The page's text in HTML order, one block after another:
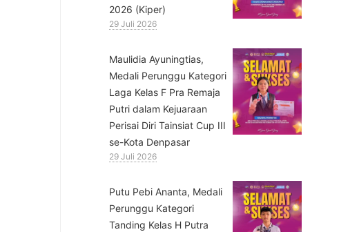
2026 (Kiper)
29 Juli 2026
⁠Maulidia Ayuningtias,
Medali Perunggu Kategori
Laga Kelas F Pra Remaja
Putri dalam Kejuaraan
Perisai Diri Tainsiat Cup III
se-Kota Denpasar
29 Juli 2026
Putu Pebi Ananta, Medali
Perunggu Kategori
Tanding Kelas H Putra